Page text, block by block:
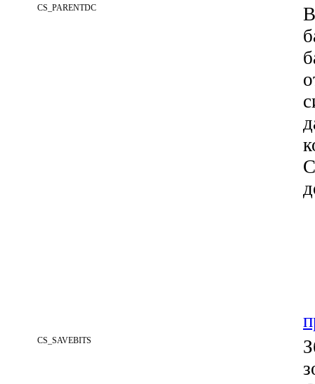
CS_PARENTDC
CS_SAVEBITS